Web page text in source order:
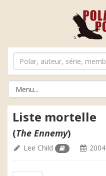
Liste mortelle
(The Ennemy)
Lee Child 2004